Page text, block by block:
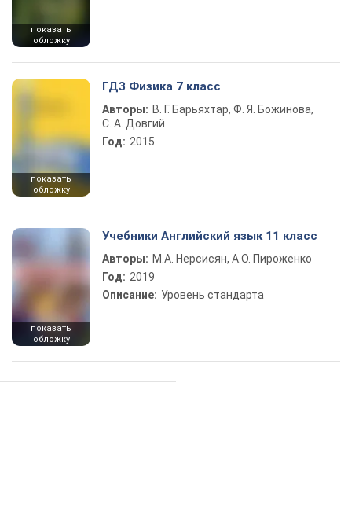
показать
обложку
показать
обложку
ГДЗ Физика 7 класс
Авторы: В. Г. Барьяхтар, Ф. Я. Божинова,
С. А. Довгий
Год: 2015
показать
обложку
Учебники Английский язык 11 класс
Авторы: М.А. Нерсисян, А.О. Пироженко
Год: 2019
Описание: Уровень стандарта